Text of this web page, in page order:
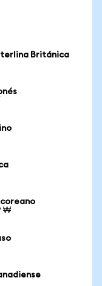
Británica
₩